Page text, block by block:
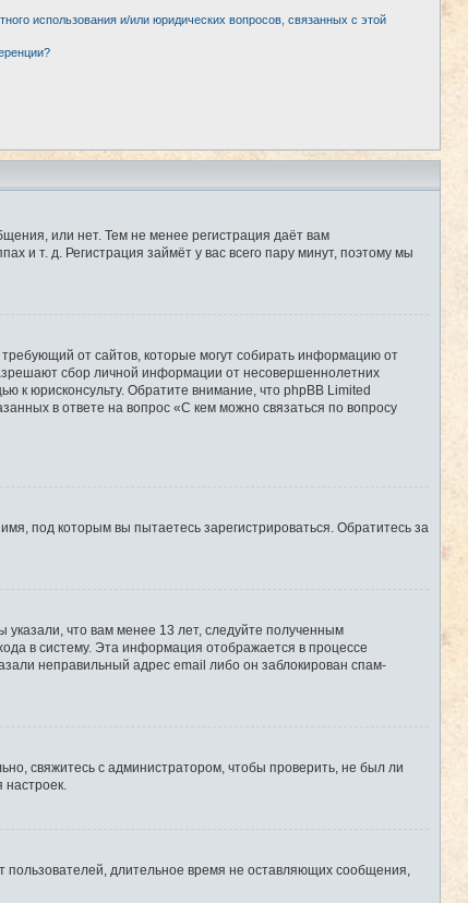
использования и/или юридических вопросов, связанных с этой
или нет. Тем не менее регистрация даёт вам
и т. д. Регистрация займёт у вас всего пару минут, поэтому мы
от сайтов, которые могут собирать информацию от
сбор личной информации от несовершеннолетних
к юрисконсульту. Обратите внимание, что phpBB Limited
в ответе на вопрос «С кем можно связаться по вопросу
под которым вы пытаетесь зарегистрироваться. Обратитесь за
что вам менее 13 лет, следуйте полученным
в систему. Эта информация отображается в процессе
неправильный адрес email либо он заблокирован спам-
свяжитесь с администратором, чтобы проверить, не был ли
длительное время не оставляющих сообщения,